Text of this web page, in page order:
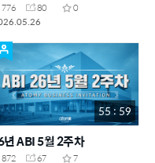
776 80
0
55 : 59
ABI 5월 2주차
872 67
7